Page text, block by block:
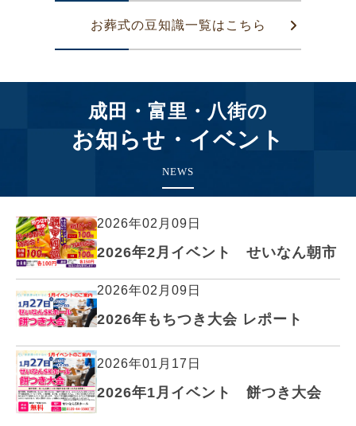
お葬式の豆知識一覧はこちら
成田・富里・八街の
お知らせ・イベント
NEWS
2026年02月09日
2026年2月イベント せいなん朝市
2026年02月09日
2026年もちつき大会 レポート
2026年01月17日
2026年1月イベント 餅つき大会